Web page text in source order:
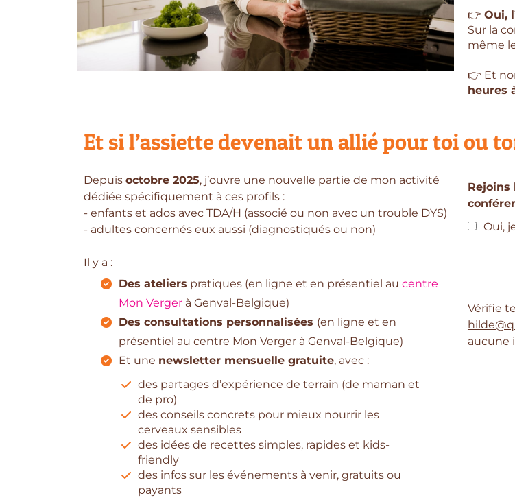
👉 Oui,
Sur la
même
👉 Et
heures
Et si l’assiette devenait un allié pour toi ou
Depuis octobre 2025, j’ouvre une nouvelle partie de mon activité
dédiée spécifiquement à ces profils :
- enfants et ados avec TDA/H (associé ou non avec un trouble DYS)
- adultes concernés eux aussi (diagnostiqués ou non)
Il y a :
Des ateliers pratiques (en ligne et en présentiel au centre
Mon Verger à Genval-Belgique)
Des consultations personnalisées (en ligne et en
présentiel au centre Mon Verger à Genval-Belgique)
Et une newsletter mensuelle gratuite, avec :
des partages d’expérience de terrain (de maman et
de pro)
des conseils concrets pour mieux nourrir les
cerveaux sensibles
des idées de recettes simples, rapides et kids-
friendly
des infos sur les événements à venir, gratuits ou
payants
Rejoins
Oui,
Vérifie
aucune